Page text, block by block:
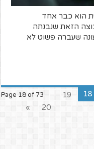
הוא כבר אחד
הזאת שנבנתה
שעברה פשוט לא
Page 18 of 73 18
19
20
»